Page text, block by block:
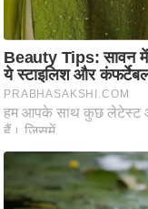
ष
ण
स
म
सा
म
यि
क
मा